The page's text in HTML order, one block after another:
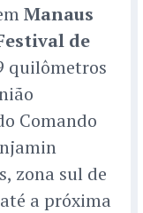
Manaus
de
quilômetros
Comando
zona sul de
a próxima